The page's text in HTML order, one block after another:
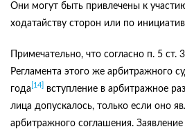
Они могут быть привлечены к
ходатайству сторон или по
Примечательно, что согласно п. 5 ст.
Регламента этого же арбитражного
года [14]
вступление в арбитражное
лица допускалось, только если оно
арбитражного соглашения. Заявление